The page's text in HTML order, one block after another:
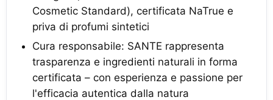
Cosmetic Standard), certificata NaTrue e
priva di profumi sintetici
Cura responsabile: SANTE rappresenta
trasparenza e ingredienti naturali in forma
certificata – con esperienza e passione per
l'efficacia autentica dalla natura